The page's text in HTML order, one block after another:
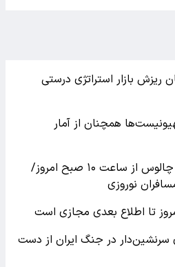
ریزش بازار استراتژی درستی
همچنان از آمار
اعمال محدودیت تردد در چالوس از ساعت ۱۰ صبح امروز/
نوروزی
تا اطلاع بعدی مجازی است
7 هواپیمای سرنشین‌دار در جنگ ایران از دست